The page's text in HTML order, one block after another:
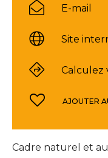
Cadre naturel et
E-mail
Site
Calculez
AJOUTER